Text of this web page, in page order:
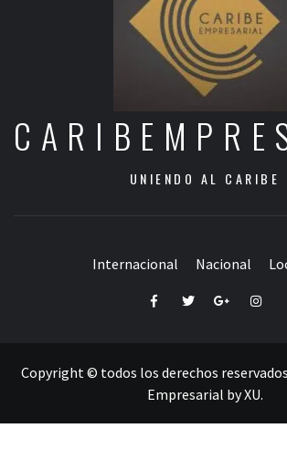
UNIENDO AL CARIBE
Internacional Nacional
FacebookTwitterGoogle+
Copyright © todos los derechos reservados
Empresarial byXU.